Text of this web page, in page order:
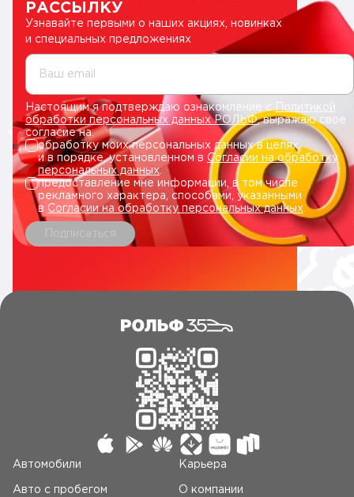
РАССЫЛКУ
Узнавайте первыми о наших акциях, новинках
и специальных предложениях
Ваш email
Настоящим я подтверждаю ознакомление сПолитикой
обработки персональных данных РОЛЬФ, выражаю свое
согласие на:
обработку моих персональных данных в целях
и в порядке, установленном в Согласии на обработку
персональных данных.
предоставление мне информации, в том числе
рекламного характера, способами, указанными
в Согласии на обработку персональных данных
Подписаться
Автомобили
Авто c пробегом
Карьера
О компании